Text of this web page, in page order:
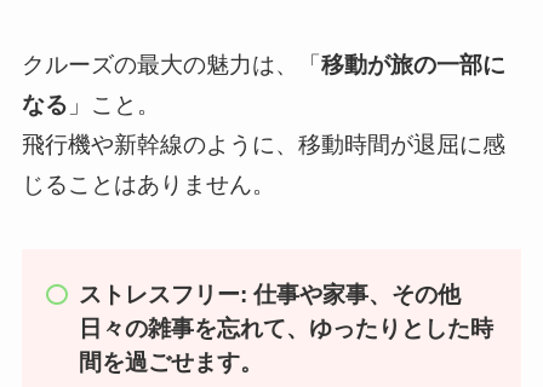
クルーズの最大の魅力は、「移動が旅の一部に
なる 」こと。
飛行機や新幹線のように、移動時間が退屈に感
じることはありません。
ストレスフリー: 仕事や家事、その他
日々の雑事を忘れて、ゆったりとした時
間を過ごせます。